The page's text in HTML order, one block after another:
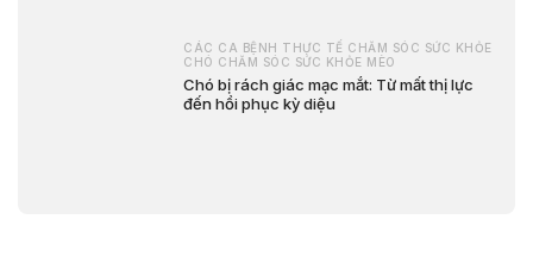
CÁC CA BỆNH THỰC TẾ CHĂM SÓC SỨC KHỎE
CHÓ CHĂM SÓC SỨC KHỎE MÈO
Chó bị rách giác mạc mắt: Từ mất thị lực
đến hồi phục kỳ diệu